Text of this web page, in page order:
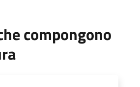
compongono